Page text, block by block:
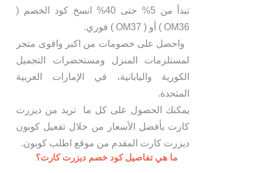
تبدأ من 5% حتى 40% انسخ كود الخصم (
OM36 ) أو ( OM37 ) فوري.
واحصل على خصومات من اكبر واقوى متجر
لمستلزمات المنزل ومستحضرات التجميل
الكورية واليابانية، في الإمارات العربية
المتحدة.
يمكنك الحصول على كل ما تريد من ديزرت
كارت بأفضل الأسعار من خلال تفعيل كوبون
ديزرت كارت المقدم من موقع اطلب كوبون.
ما هي تفاصيل كود خصم ديزرت كارت؟